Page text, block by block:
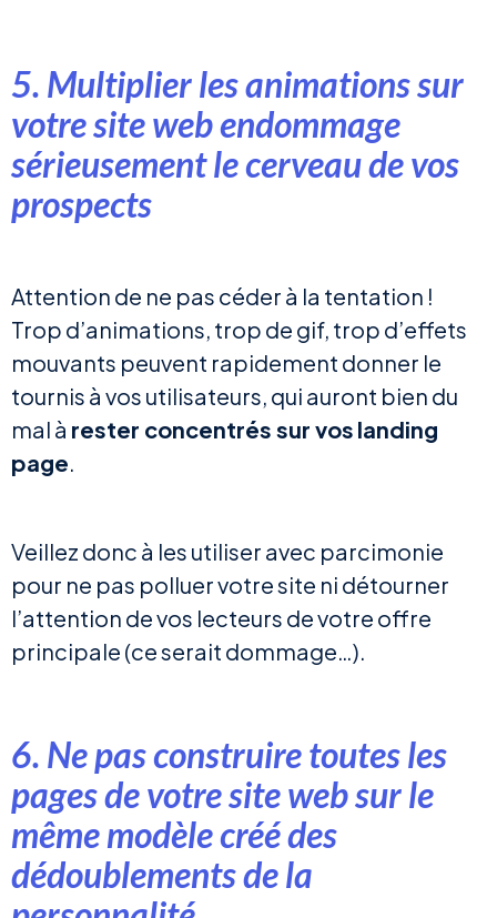
5. Multiplier les animations sur
votre site web endommage
sérieusement le cerveau de vos
prospects
Attention de ne pas céder à la tentation !
Trop d’animations, trop de gif, trop d’effets
mouvants peuvent rapidement donner le
tournis à vos utilisateurs, qui auront bien du
mal à rester concentrés sur vos landing
page.
Veillez donc à les utiliser avec parcimonie
pour ne pas polluer votre site ni détourner
l’attention de vos lecteurs de votre offre
principale (ce serait dommage…).
6. Ne pas construire toutes les
pages de votre site web sur le
même modèle créé des
dédoublements de la